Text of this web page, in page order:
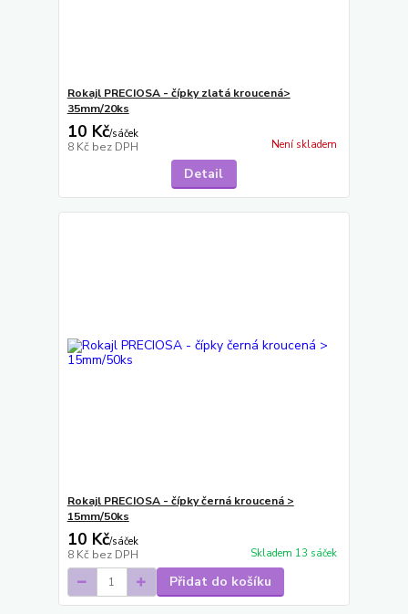
Rokajl PRECIOSA - čípky zlatá kroucená>
35mm/20ks
10 Kč/sáček
8 Kč bez DPH Není skladem
Detail
Rokajl PRECIOSA - čípky černá kroucená >
15mm/50ks
10 Kč/sáček
8 Kč bez DPH Skladem 13 sáček
Přidat do košíku